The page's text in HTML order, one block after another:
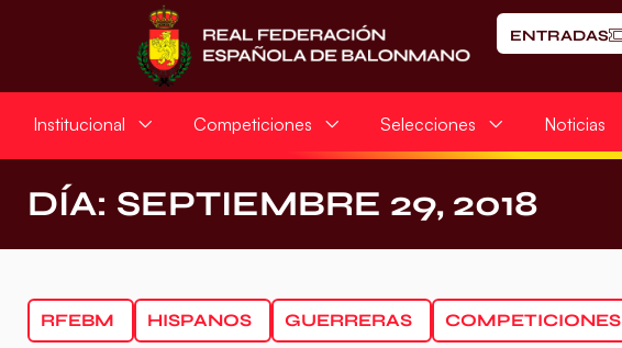
ENTRADAS
Institucional Competiciones Selecciones Noticias
DÍA: SEPTIEMBRE 29, 2018
RFEBM HISPANOS GUERRERAS COMPETICIONES